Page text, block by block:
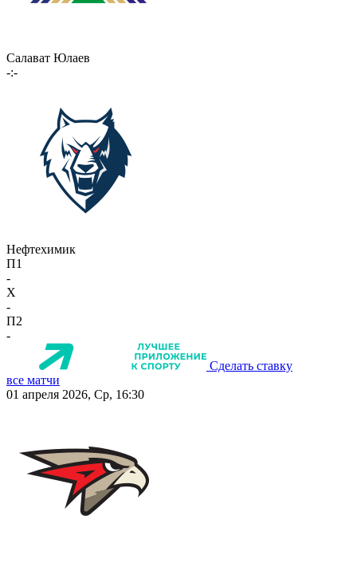
Салават Юлаев
-:-
Нефтехимик
П1
-
X
-
П2
-
Сделать ставку
все матчи
01 апреля 2026, Ср, 16:30